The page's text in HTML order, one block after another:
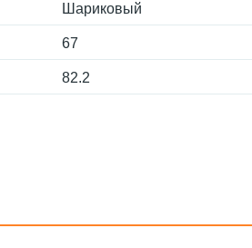
Шариковый
67
82.2